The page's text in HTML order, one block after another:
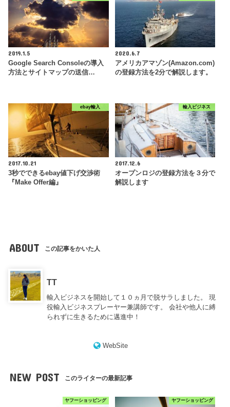
2019.1.5
Google Search Consoleの導入
方法とサイトマップの送信…
2020.6.7
アメリカアマゾン(Amazon.com)
の登録方法を2分で解説します。
ebay輸入
2017.10.21
3秒でできるebay値下げ交渉術
『Make Offer編』
輸入ビジネス
2017.12.6
オープンロジの登録方法を３分で
解説します
ABOUT この記事をかいた人
TT
輸入ビジネスを開始して１０ヵ月で脱サラしました。 現
役輸入ビジネスプレーヤー兼講師です。 会社や他人に縛
られずに生きるために邁進中！
WebSite
NEW POST このライターの最新記事
ヤフーショッピング ヤフーショッピング